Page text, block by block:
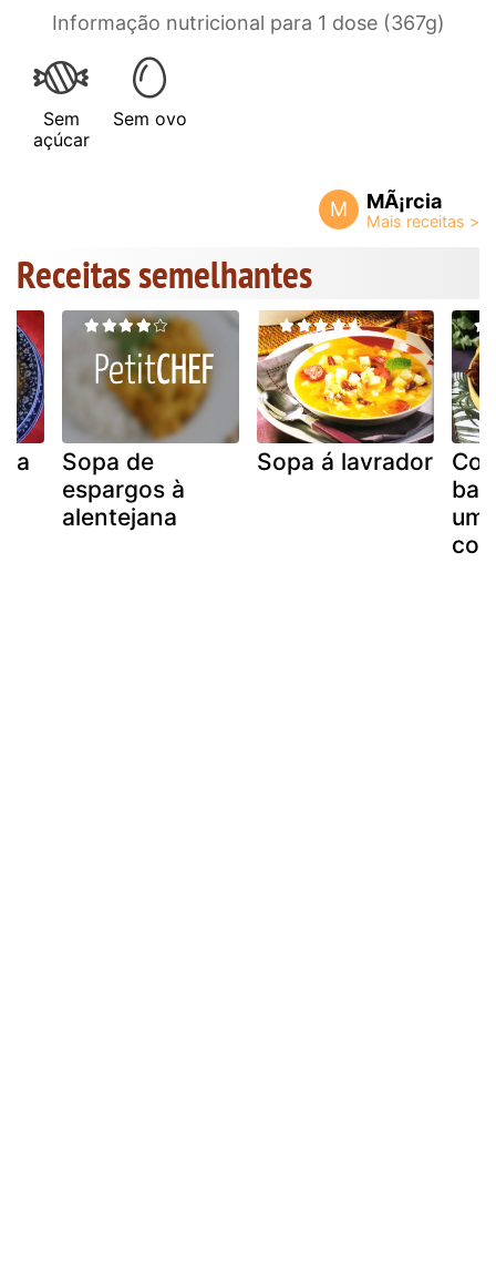
Informação nutricional para 1 dose (367g)
Sem
açúcar
Sem ovo
M MÃ¡rcia
Receitas semelhantes
Sopa de
espargos à
alentejana
Sopa á lavrador
um